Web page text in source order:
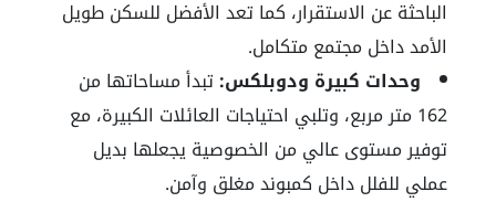
الباحثة عن الاستقرار، كما تعد الأفضل للسكن طويل
الأمد داخل مجتمع متكامل.
وحدات كبيرة ودوبلكس:تبدأ مساحاتها من
162 متر مربع، وتلبي احتياجات العائلات الكبيرة، مع
توفير مستوى عالي من الخصوصية يجعلها بديل
عملي للفلل داخل كمبوند مغلق وآمن.